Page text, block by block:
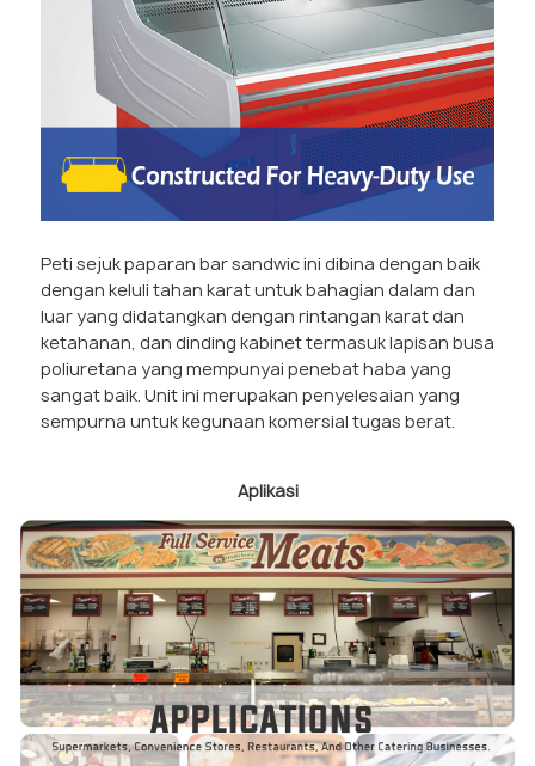
Peti sejuk paparan bar sandwic ini dibina dengan baik
dengan keluli tahan karat untuk bahagian dalam dan
luar yang didatangkan dengan rintangan karat dan
ketahanan, dan dinding kabinet termasuk lapisan busa
poliuretana yang mempunyai penebat haba yang
sangat baik. Unit ini merupakan penyelesaian yang
sempurna untuk kegunaan komersial tugas berat.
Aplikasi